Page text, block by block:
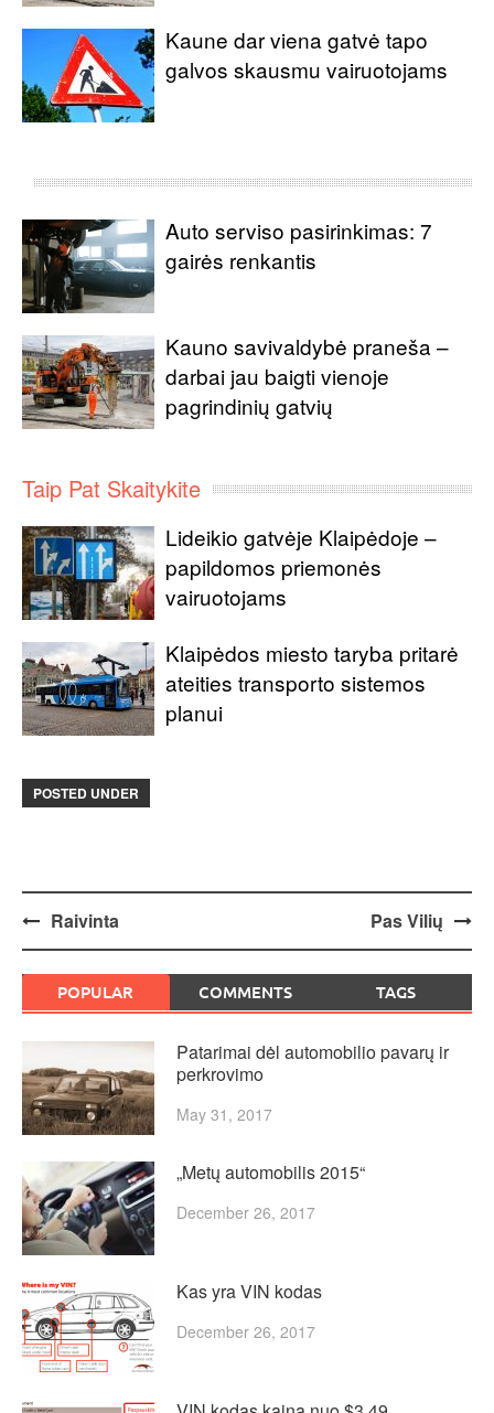
Kaune dar viena gatvė tapo
galvos skausmu vairuotojams
Auto serviso pasirinkimas: 7
gairės renkantis
Kauno savivaldybė praneša –
darbai jau baigti vienoje
pagrindinių gatvių
Taip Pat Skaitykite
Lideikio gatvėje Klaipėdoje –
papildomos priemonės
vairuotojams
Klaipėdos miesto taryba pritarė
ateities transporto sistemos
planui
POSTED UNDER
Post
navigation
Raivinta Pas Vilių
POPULAR COMMENTS TAGS
Patarimai dėl automobilio pavarų ir
perkrovimo
May 31, 2017
„Metų automobilis 2015“
December 26, 2017
Kas yra VIN kodas
December 26, 2017